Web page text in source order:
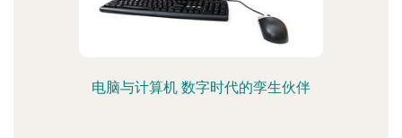
电脑与计算机 数字时代的孪生伙伴